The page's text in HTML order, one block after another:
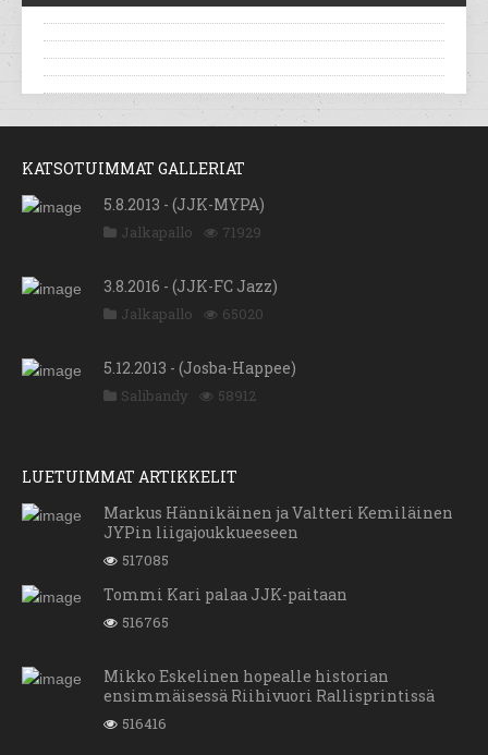
KATSOTUIMMAT GALLERIAT
5.8.2013 - (JJK-MYPA)
Jalkapallo 71929
3.8.2016 - (JJK-FC Jazz)
Jalkapallo 65020
5.12.2013 - (Josba-Happee)
Salibandy 58912
LUETUIMMAT ARTIKKELIT
Markus Hännikäinen ja Valtteri Kemiläinen
JYPin liigajoukkueeseen
517085
Tommi Kari palaa JJK-paitaan
516765
Mikko Eskelinen hopealle historian
ensimmäisessä Riihivuori Rallisprintissä
516416